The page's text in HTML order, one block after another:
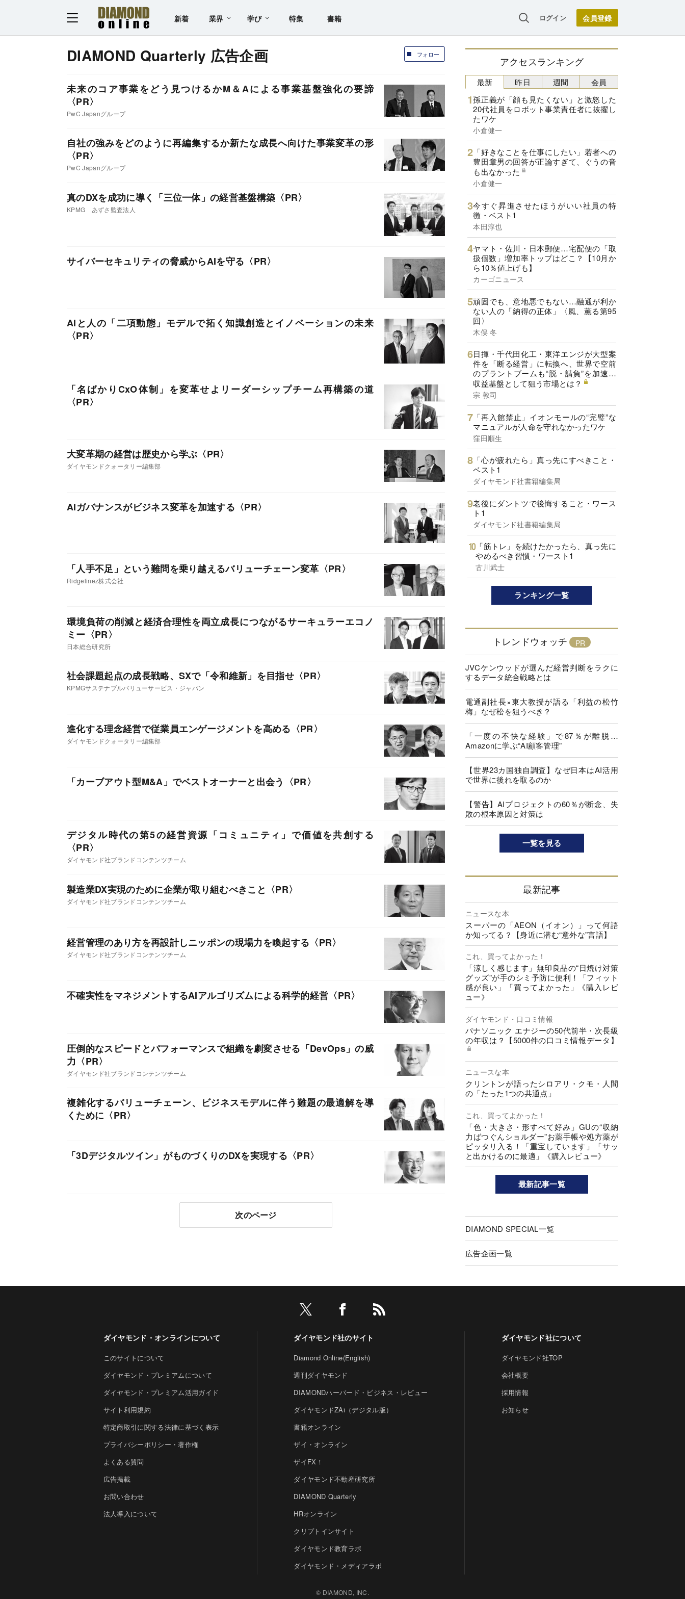
新着 業界 学び 特集 書籍 ログイン
フォロー
DIAMOND Quarterly 広告企画
未来のコア事業をどう見つけるかM＆Aによる事業基盤強化の要諦
PwC Japanグループ
自社の強みをどのように再編集するか新たな成長へ向けた事業変革の形
PwC Japanグループ
真のDXを成功に導く「三位一体」の経営基盤構築
KPMG あずさ監査法人
サイバーセキュリティの脅威からAIを守る
AIと人の「二項動態」モデルで拓く知識創造とイノベーションの未来
「名ばかりCxO体制」を変革せよリーダーシップチーム再構築の道
大変革期の経営は歴史から学ぶ
ダイヤモンドクォータリー編集部
AIガバナンスがビジネス変革を加速する
「人手不足」という難問を乗り越えるバリューチェーン変革
Ridgelinez株式会社
環境負荷の削減と経済合理性を両立成長につながるサーキュラーエコノ
ミー
日本総合研究所
社会課題起点の成長戦略、SXで「令和維新」を目指せ
KPMGサステナブルバリューサービス・ジャパン
進化する理念経営で従業員エンゲージメントを高める
ダイヤモンドクォータリー編集部
「カーブアウト型M&A」でベストオーナーと出会う
デジタル時代の第5の経営資源「コミュニティ」で価値を共創する
ダイヤモンド社ブランドコンテンツチーム
製造業DX実現のために企業が取り組むべきこと
ダイヤモンド社ブランドコンテンツチーム
経営管理のあり方を再設計しニッポンの現場力を喚起する
ダイヤモンド社ブランドコンテンツチーム
不確実性をマネジメントするAIアルゴリズムによる科学的経営
圧倒的なスピードとパフォーマンスで組織を劇変させる「DevOps」の威
力
ダイヤモンド社ブランドコンテンツチーム
複雑化するバリューチェーン、ビジネスモデルに伴う難題の最適解を導
くために
「3Dデジタルツイン」がものづくりのDXを実現する
次のページ
アクセスランキング
最新
孫正義が「顔も見たくない」と激怒した
20代社員をロボット事業責任者に抜擢し
たワケ
小倉健一
「好きなことを仕事にしたい」若者への
豊田章男の回答が正論すぎて、ぐうの音
も出なかった
小倉健一
今すぐ昇進させたほうがいい社員の特
徴・ベスト1
本田淳也
ヤマト・佐川・日本郵便…宅配便の「取
扱個数」増加率トップはどこ？【10月か
ら10％値上げも】
カーゴニュース
頑固でも、意地悪でもない…融通が利か
ない人の「納得の正体」〈風、薫る第95
回〉
木俣 冬
日揮・千代田化工・東洋エンジが大型案
件を「断る経営」に転換へ、世界で空前
のプラントブームも“脱・請負”を加速…
収益基盤として狙う市場とは？
宗 敦司
「再入館禁止」イオンモールの“完璧”な
マニュアルが人命を守れなかったワケ
窪田順生
「心が疲れたら」真っ先にすべきこと・
ベスト1
ダイヤモンド社書籍編集局
老後にダントツで後悔すること・ワース
ト1
ダイヤモンド社書籍編集局
「筋トレ」を続けたかったら、真っ先に
やめるべき習慣・ワースト1
古川武士
昨日 週間 会員
ランキング一覧
トレンドウォッチ
JVCケンウッドが選んだ経営判断をラクに
するデータ統合戦略とは
電通副社長×東大教授が語る「利益の松竹
梅」なぜ松を狙うべき？
「一度の不快な経験」で87％が離脱…
Amazonに学ぶ“AI顧客管理”
【世界23カ国独自調査】なぜ日本はAI活用
で世界に後れを取るのか
【警告】AIプロジェクトの60％が断念、失
敗の根本原因と対策は
一覧を見る
最新記事
ニュースな本
スーパーの「AEON（イオン）」って何語
か知ってる？【身近に潜む“意外な”言語】
これ、買ってよかった！
「涼しく感じます」無印良品の“日焼け対策
グッズ”が手のシミ予防に便利！「フィット
感が良い」「買ってよかった」《購入レビ
ュー》
ダイヤモンド・口コミ情報
パナソニック エナジーの50代前半・次長級
の年収は？【5000件の口コミ情報データ】
ニュースな本
クリントンが語ったシロアリ・クモ・人間
の「たった1つの共通点」
これ、買ってよかった！
「色・大きさ・形すべて好み」GUの“収納
力ばつぐんショルダー”お薬手帳や処方薬が
ピッタリ入る！「重宝しています」「サッ
と出かけるのに最適」《購入レビュー》
最新記事一覧
DIAMOND SPECIAL一覧
広告企画一覧
ダイヤモンド・オンラインについて
このサイトについて
ダイヤモンド・プレミアムについて
ダイヤモンド・プレミアム活用ガイド
サイト利用規約
特定商取引に関する法律に基づく表示
プライバシーポリシー・著作権
よくある質問
広告掲載
お問い合わせ
法人導入について
ダイヤモンド社のサイト
Diamond Online(English)
週刊ダイヤモンド
DIAMONDハーバード・ビジネス・レビュー
ダイヤモンドZAi（デジタル版）
書籍オンライン
ザイ・オンライン
ザイFX！
ダイヤモンド不動産研究所
DIAMOND Quarterly
HRオンライン
クリプトインサイト
ダイヤモンド教育ラボ
ダイヤモンド・メディアラボ
ダイヤモンド社について
ダイヤモンド社TOP
会社概要
採用情報
お知らせ
© DIAMOND, INC.